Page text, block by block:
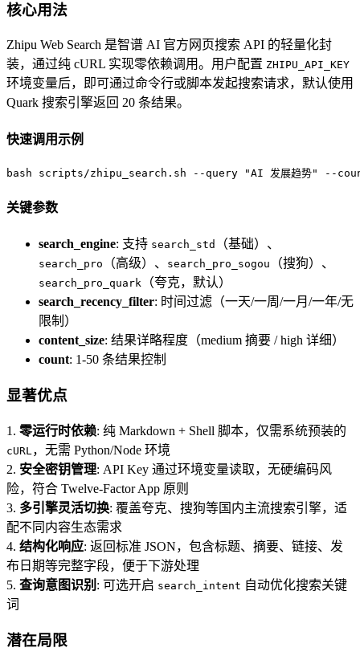
核心用法
Zhipu Web Search 是智谱 AI 官方网页搜索 API 的轻量化封
装，通过纯 cURL 实现零依赖调用。用户配置 ZHIPU_API_KEY
环境变量后，即可通过命令行或脚本发起搜索请求，默认使用
Quark 搜索引擎返回 20 条结果。
快速调用示例
bash scripts/zhipu_search.sh --query "AI 发展趋势" --
关键参数
search_engine: 支持 search_std （基础）、
search_pro （高级）、 search_pro_sogou （搜狗）、
search_pro_quark （夸克，默认）
search_recency_filter: 时间过滤（一天/一周/一月/一年/无
限制）
content_size: 结果详略程度（medium 摘要 / high 详细）
count: 1-50 条结果控制
显著优点
1. 零运行时依赖: 纯 Markdown + Shell 脚本，仅需系统预装的
cURL ，无需 Python/Node 环境
2. 安全密钥管理: API Key 通过环境变量读取，无硬编码风
险，符合 Twelve-Factor App 原则
3. 多引擎灵活切换: 覆盖夸克、搜狗等国内主流搜索引擎，适
配不同内容生态需求
4. 结构化响应: 返回标准 JSON，包含标题、摘要、链接、发
布日期等完整字段，便于下游处理
5. 查询意图识别 : 可选开启 search_intent 自动优化搜索关键
词
潜在局限